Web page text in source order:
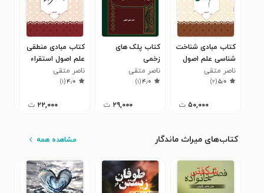
کتاب مبادی شناخت
شناسی علم اصول
ناصر متقی
۵٫۰(۲)
۵۰,۰۰۰ ت
کتاب پلک های
زخمی
ناصر متقی
۴٫۰(۱)
۲۹,۰۰۰ ت
کتاب مبادی منطقی
علم اصول استقراء
ناصر متقی
۴٫۰(۱)
۲۲,۰۰۰ ت
کتاب‌های میراث ماندگار مشاهده همه